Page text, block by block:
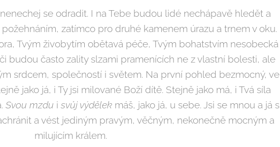
se odradit. I na Tebe budou lidé nechápavě hledět a
zatímco pro druhé kamenem úrazu a trnem v oku.
Tvým živobytím obětavá péče, Tvým bohatstvím nesobecká
budou často zality slzami pramenících ne z vlastní bolesti, ale
srdcem, společností i světem. Na první pohled bezmocný, ve
jako já, i Ty jsi milované Boží dítě. Stejně jako má, i Tvá síla
Svou mzdu i svůj výdělek máš, jako já, u sebe. Jsi se mnou a já s
a vést jediným pravým, věčným, nekonečně mocným a
milujícím králem.